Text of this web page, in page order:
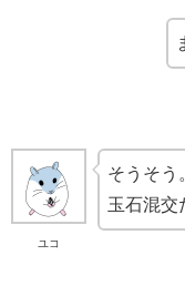
ユコ
そうそう
玉石混交